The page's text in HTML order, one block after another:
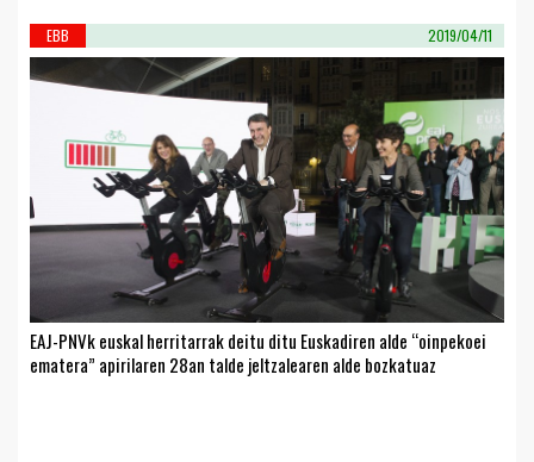
EBB 2019/04/11
EAJ-PNVk euskal herritarrak deitu ditu Euskadiren alde “oinpekoei
ematera” apirilaren 28an talde jeltzalearen alde bozkatuaz